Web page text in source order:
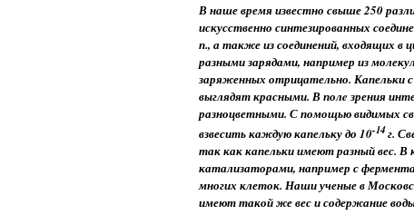
В наше время известно свыше 250
искусственно синтезированных
п., а также из соединений, входящих в
разными зарядами, например из
заряженных отрицательно. Капельки
выглядят красными. В полe зрения
разноцветными. С помощью видимых
взвесить каждую капельку до 10-14г.
так как капельки имеют разный вес.
катализаторами, например с
многих клеток. Наши ученые в
имеют такой же вес и содержание